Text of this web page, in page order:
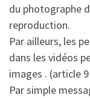
du photographe
reproduction.
Par ailleurs, les
dans les vidéos
images . (article
Par simple